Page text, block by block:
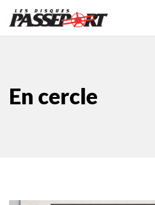
En cercle